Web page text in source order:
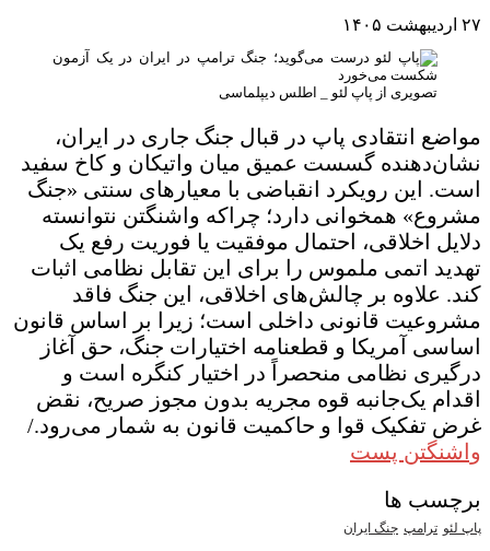
۲۷ اردیبهشت ۱۴۰۵
تصویری از پاپ لئو _ اطلس دیپلماسی
مواضع انتقادی پاپ در قبال جنگ جاری در ایران،
نشان‌دهنده گسست عمیق میان واتیکان و کاخ سفید
است. این رویکرد انقباضی با معیارهای سنتی «جنگ
مشروع» همخوانی دارد؛ چراکه واشنگتن نتوانسته
دلایل اخلاقی، احتمال موفقیت یا فوریت رفع یک
تهدید اتمی ملموس را برای این تقابل نظامی اثبات
کند. علاوه بر چالش‌های اخلاقی، این جنگ فاقد
مشروعیت قانونی داخلی است؛ زیرا بر اساس قانون
اساسی آمریکا و قطعنامه اختیارات جنگ، حق آغاز
درگیری نظامی منحصراً در اختیار کنگره است و
اقدام یک‌جانبه قوه مجریه بدون مجوز صریح، نقض
غرض تفکیک قوا و حاکمیت قانون به شمار می‌رود./
واشنگتن پست
برچسب ها
پاپ لئو ترامپ جنگ ایران